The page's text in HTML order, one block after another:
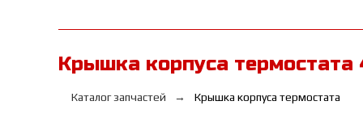
Крышка корпуса термостата
Каталог запчастей Крышка корпуса термостата